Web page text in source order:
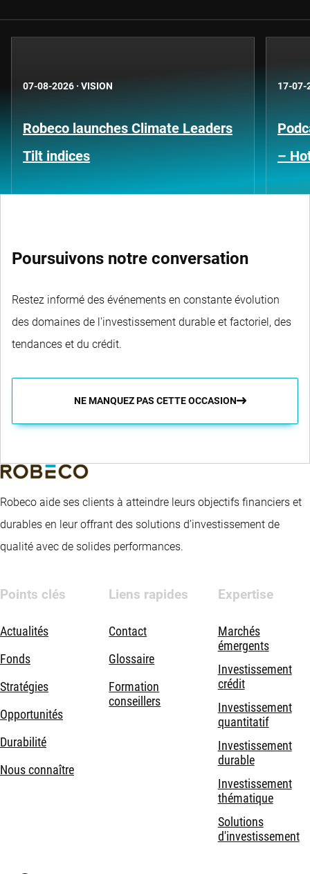
07-08-2026 · VISION
Robeco launches Climate Leaders
Tilt indices
17-07-
–
Poursuivons notre conversation
Restez informé des événements en constante évolution
des domaines de l'investissement durable et factoriel, des
tendances et du crédit.
NE MANQUEZ PAS CETTE OCCASION
Robeco aide ses clients à atteindre leurs objectifs financiers et
durables en leur offrant des solutions d’investissement de
qualité avec de solides performances.
Points clés
Actualités
Fonds
Stratégies
Opportunités
Durabilité
Nous connaître
Liens rapides
Contact
Glossaire
Formation
conseillers
Expertise
Marchés
émergents
Investissement
crédit
Investissement
quantitatif
Investissement
durable
Investissement
thématique
Solutions
d'investissement